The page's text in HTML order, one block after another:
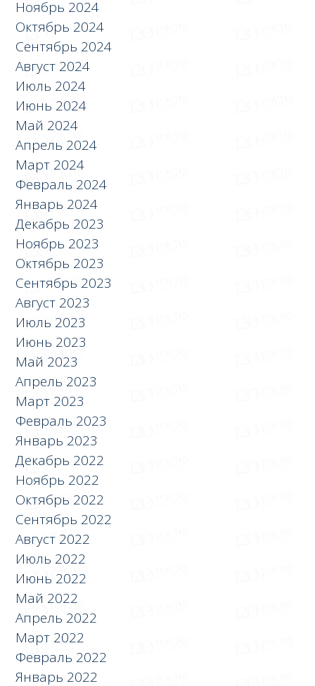
Ноябрь 2024
Октябрь 2024
Сентябрь 2024
Август 2024
Июль 2024
Июнь 2024
Май 2024
Апрель 2024
Март 2024
Февраль 2024
Январь 2024
Декабрь 2023
Ноябрь 2023
Октябрь 2023
Сентябрь 2023
Август 2023
Июль 2023
Июнь 2023
Май 2023
Апрель 2023
Март 2023
Февраль 2023
Январь 2023
Декабрь 2022
Ноябрь 2022
Октябрь 2022
Сентябрь 2022
Август 2022
Июль 2022
Июнь 2022
Май 2022
Апрель 2022
Март 2022
Февраль 2022
Январь 2022